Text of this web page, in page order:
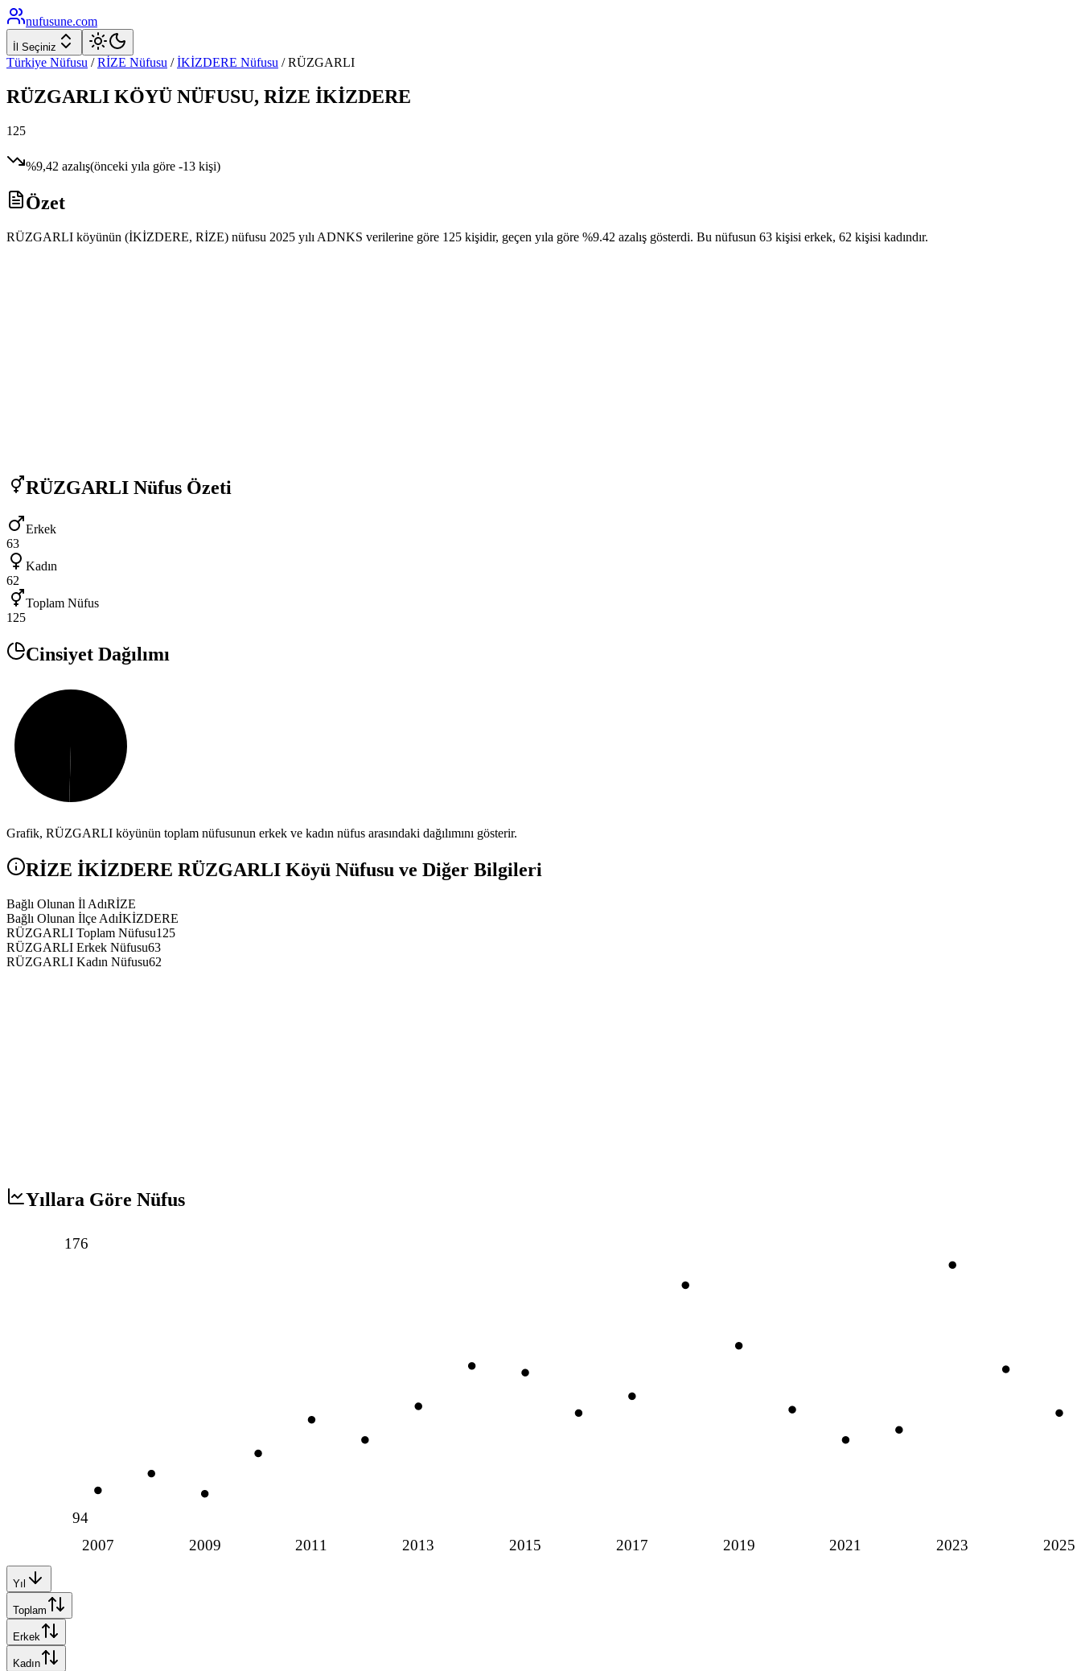
nufusune.com
İl Seçiniz
Türkiye Nüfusu / RİZE Nüfusu / İKİZDERE Nüfusu /RÜZGARLI
RÜZGARLI KÖYÜ NÜFUSU, RİZE İKİZDERE
125
%9,42 azalış(önceki yıla göre -13 kişi)
Özet
RÜZGARLI köyünün (İKİZDERE, RİZE) nüfusu 2025 yılı ADNKS verilerine göre 125 kişidir, geçen yıla göre %9.42 azalış gösterdi. Bu nüfusun 63 kişisi erkek, 62 kişisi kadındır.
RÜZGARLI Nüfus Özeti
Erkek
63
Kadın
62
Toplam Nüfus
125
Cinsiyet Dağılımı
Grafik, RÜZGARLI köyünün toplam nüfusunun erkek ve kadın nüfus arasındaki dağılımını gösterir.
RİZE İKİZDERE RÜZGARLI Köyü Nüfusu ve Diğer Bilgileri
Bağlı Olunan İl AdıRİZE
Bağlı Olunan İlçe AdıİKİZDERE
RÜZGARLI Toplam Nüfusu125
RÜZGARLI Erkek Nüfusu63
RÜZGARLI Kadın Nüfusu62
Yıllara Göre Nüfus
2007 2009 2011 2013 2015 2017 2019 2021 2023 2025
176
94
Yıl
Toplam
Erkek
Kadın